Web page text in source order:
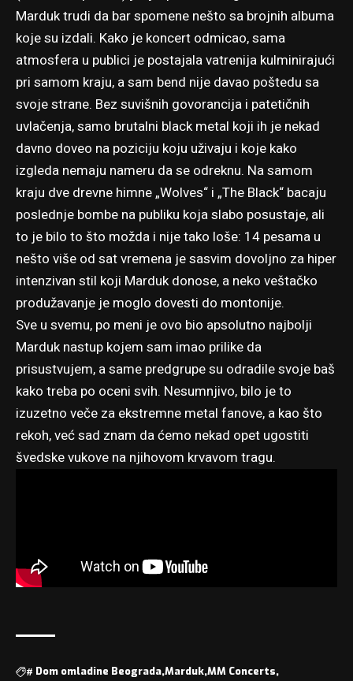
Marduk trudi da bar spomene nešto sa brojnih albuma
koje su izdali. Kako je koncert odmicao, sama
atmosfera u publici je postajala vatrenija kulminirajući
pri samom kraju, a sam bend nije davao poštedu sa
svoje strane. Bez suvišnih govorancija i patetičnih
uvlačenja, samo brutalni black metal koji ih je nekad
davno doveo na poziciju koju uživaju i koje kako
izgleda nemaju nameru da se odreknu. Na samom
kraju dve drevne himne „Wolves“ i „The Black“ bacaju
poslednje bombe na publiku koja slabo posustaje, ali
to je bilo to što možda i nije tako loše: 14 pesama u
nešto više od sat vremena je sasvim dovoljno za hiper
intenzivan stil koji Marduk donose, a neko veštačko
produžavanje je moglo dovesti do montonije.
Sve u svemu, po meni je ovo bio apsolutno najbolji
Marduk nastup kojem sam imao prilike da
prisustvujem, a same predgrupe su odradile svoje baš
kako treba po oceni svih. Nesumnjivo, bilo je to
izuzetno veče za ekstremne metal fanove, a kao što
rekoh, već sad znam da ćemo nekad opet ugostiti
švedske vukove na njihovom krvavom tragu.
# Dom omladine Beograda Marduk MM Concerts